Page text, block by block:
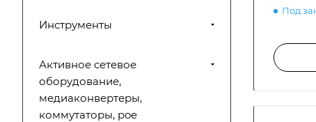
Под
Инструменты
Активное сетевое
оборудование,
медиаконвертеры,
коммутаторы, poe